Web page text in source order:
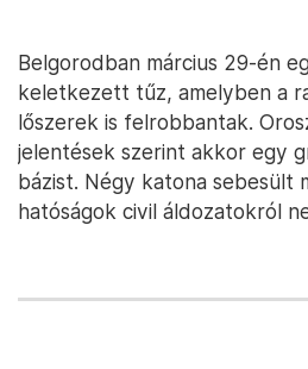
Belgorodban március 29-én
keletkezett tűz, amelyben a
lőszerek is felrobbantak.
jelentések szerint akkor egy
bázist. Négy katona sebesült
hatóságok civil áldozatokról